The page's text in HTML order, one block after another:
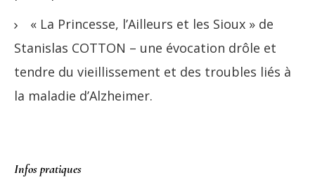
« La Princesse, l’Ailleurs et les Sioux » de
Stanislas COTTON – une évocation drôle et
tendre du vieillissement et des troubles liés à
la maladie d’Alzheimer.
Infos pratiques